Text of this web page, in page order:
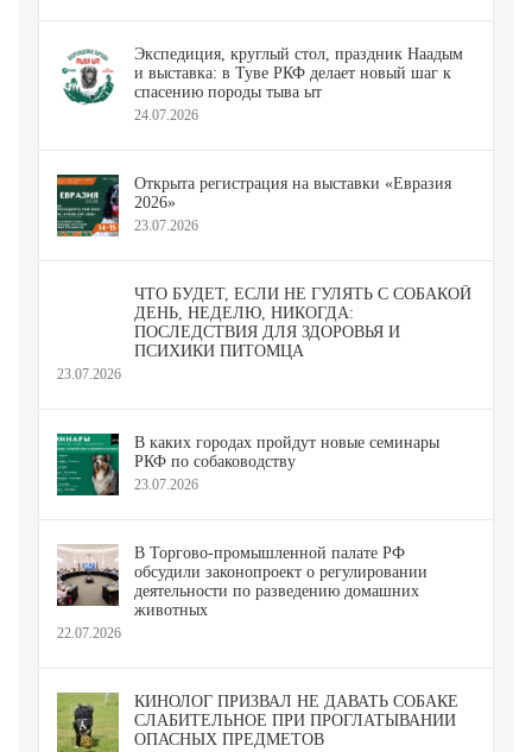
Экспедиция, круглый стол, праздник Наадым
и выставка: в Туве РКФ делает новый шаг к
спасению породы тыва ыт
24.07.2026
Открыта регистрация на выставки «Евразия
2026»
23.07.2026
ЧТО БУДЕТ, ЕСЛИ НЕ ГУЛЯТЬ С СОБАКОЙ
ДЕНЬ, НЕДЕЛЮ, НИКОГДА:
ПОСЛЕДСТВИЯ ДЛЯ ЗДОРОВЬЯ И
ПСИХИКИ ПИТОМЦА
23.07.2026
В каких городах пройдут новые семинары
РКФ по собаководству
23.07.2026
В Торгово-промышленной палате РФ
обсудили законопроект о регулировании
деятельности по разведению домашних
животных
22.07.2026
КИНОЛОГ ПРИЗВАЛ НЕ ДАВАТЬ СОБАКЕ
СЛАБИТЕЛЬНОЕ ПРИ ПРОГЛАТЫВАНИИ
ОПАСНЫХ ПРЕДМЕТОВ